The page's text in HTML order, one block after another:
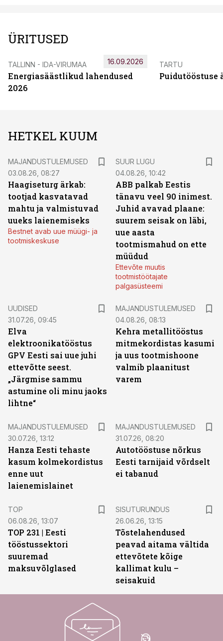
ÜRITUSED
TALLINN - IDA-VIRUMAA
Energiasäästlikud lahendused
2026
16.09.2026 TARTU
Puidutööstuse
HETKEL KUUM
MAJANDUSTULEMUSED
03.08.26, 08:27
Haagiseturg ärkab:
tootjad kasvatavad
mahtu ja valmistuvad
uueks laienemiseks
Bestnet avab uue müügi- ja
tootmiskeskuse
SUUR LUGU
04.08.26, 10:42
ABB palkab Eestis
tänavu veel 90 inimest.
Juhid avavad plaane:
suurem seisak on läbi,
uue aasta
tootmismahud on ette
müüdud
Ettevõte muutis
tootmistöötajate
palgasüsteemi
UUDISED
31.07.26, 09:45
Elva
elektroonikatööstus
GPV Eesti sai uue juhi
ettevõtte seest.
„Järgmise sammu
astumine oli minu jaoks
lihtne“
MAJANDUSTULEMUSED
04.08.26, 08:13
Kehra metallitööstus
mitmekordistas kasumi
ja uus tootmishoone
valmib plaanitust
varem
MAJANDUSTULEMUSED
30.07.26, 13:12
Hanza Eesti tehaste
kasum kolmekordistus
enne uut
laienemislainet
MAJANDUSTULEMUSED
31.07.26, 08:20
Autotööstuse nõrkus
Eesti tarnijaid võrdselt
ei tabanud
TOP
06.08.26, 13:07
TOP 231 | Eesti
tööstussektori
suuremad
maksuvõlglased
SISUTURUNDUS
26.06.26, 13:15
Tõstelahendused
peavad aitama vältida
ettevõtete kõige
kallimat kulu –
seisakuid